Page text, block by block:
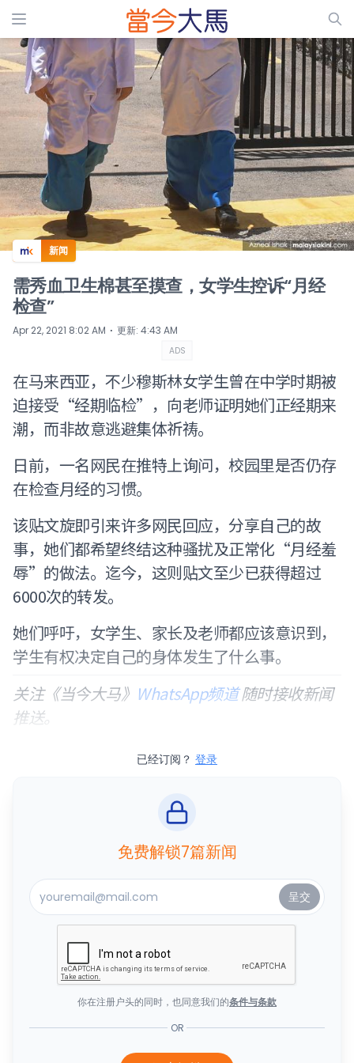
ADS
新闻
需秀血卫生棉甚至摸查，女学生控诉“月经
检查”
Apr 22, 2021 8:02 AM ⋅ 更新: 4:43 AM
ADS
在马来西亚，不少穆斯林女学生曾在中学时期被
迫接受“经期临检”，向老师证明她们正经期来
潮，而非故意逃避集体祈祷。
日前，一名网民在推特上询问，校园里是否仍存
在检查月经的习惯。
该贴文旋即引来许多网民回应，分享自己的故
事，她们都希望终结这种骚扰及正常化“月经羞
辱”的做法。迄今，这则贴文至少已获得超过
6000次的转发。
她们呼吁，女学生、家长及老师都应该意识到，
学生有权决定自己的身体发生了什么事。
关注《当今大马》 WhatsApp频道随时接收新闻
推送。
已经订阅？ 登录
免费解锁7篇新闻
你在注册户头的同时，也同意我们的条件与条款
OR